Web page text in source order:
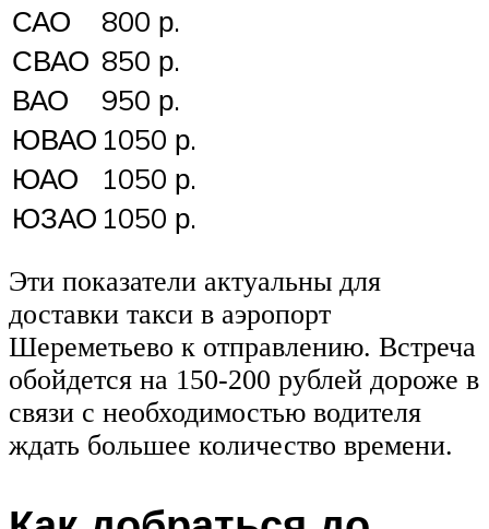
САО
800 р.
СВАО 850 р.
ВАО
950 р.
ЮВАО 1050 р.
ЮАО
1050 р.
ЮЗАО 1050 р.
Эти показатели актуальны для
доставки такси в аэропорт
Шереметьево к отправлению. Встреча
обойдется на 150-200 рублей дороже в
связи с необходимостью водителя
ждать большее количество времени.